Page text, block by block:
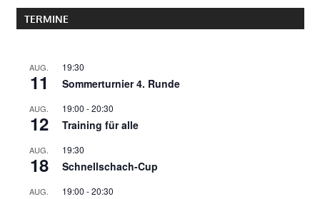
TERMINE
AUG.
11
19:30
Sommerturnier 4. Runde
AUG.
12
19:00 -20:30
Training für alle
AUG.
18
19:30
Schnellschach-Cup
AUG. 19:00 -20:30